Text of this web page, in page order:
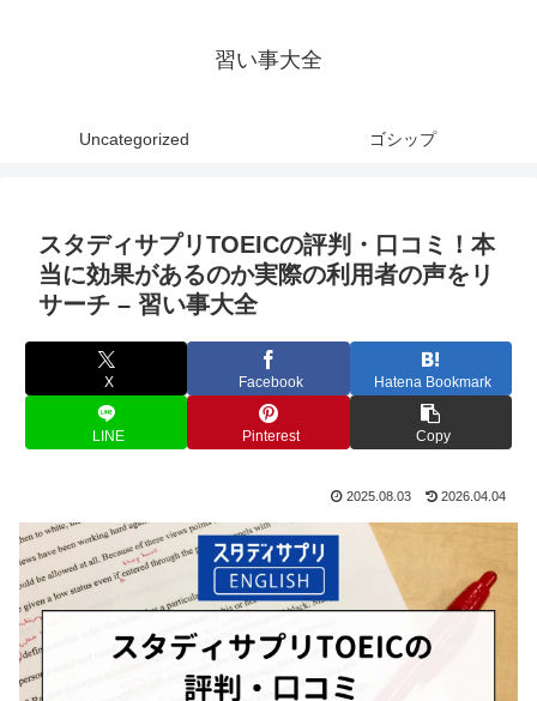
習い事大全
Uncategorized ゴシップ
スタディサプリTOEICの評判・口コミ！本
当に効果があるのか実際の利用者の声をリ
サーチ – 習い事大全
X Facebook Hatena Bookmark
LINE Pinterest Copy
2025.08.03 2026.04.04